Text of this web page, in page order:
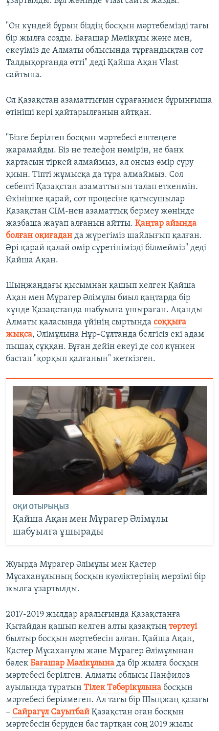
"Он күндей бұрын біздің босқын мәртебемізді тағы
бір жылға созды. Бағашар Мәлікұлы және мен,
екеуіміз де Алматы облысында тұрғандықтан сот
Талдықорғанда өтті" деді Қайша Ақан Vlast
сайтына.
Ол Қазақстан азаматтығын сұрағанмен бұрынғыша
өтініші кері қайтарылғанын айтқан.
"Бізге берілген босқын мәртебесі ештеңеге
жарамайды. Біз не телефон нөмірін, не банк
картасын тіркей алмаймыз, ал онсыз өмір сүру
қиын. Тіпті жұмысқа да тұра алмаймыз. Сол
себепті Қазақстан азаматтығын талап еткенмін.
Өкінішке қарай, сот процесіне қатысушылар
Қазақстан СІМ-нен азаматтық бермеу жөнінде
жазбаша жауап алғанын айтты. Қаңтар айында
болған оқиғадан да жүрегіміз шайлығып қалған.
Әрі қарай қалай өмір сүретінімізді білмейміз" деді
Қайша Ақан.
Шыңжаңдағы қысымнан қашып келген Қайша
Ақан мен Мұрагер Әлімұлы биыл қаңтарда бір
күнде Қазақстанда шабуылға ұшыраған. Ақанды
Алматы қаласында үйінің сыртында соққыға
жықса, Әлімұлына Нұр-Сұлтанда белгісіз екі адам
пышақ сұққан. Бұған дейін екеуі де сол күннен
бастап "қорқып қалғанын" жеткізген.
ОҚИ ОТЫРЫҢЫЗ
Қайша Ақан мен Мұрагер Әлімұлы
шабуылға ұшырады
Жуырда Мұрагер Әлімұлы мен Қастер
Мұсаханұлының босқын куәліктерінің мерзімі бір
жылға ұзартылды.
2017-2019 жылдар аралығында Қазақстанға
Қытайдан қашып келген алты қазақтың төртеуі
былтыр босқын мәртебесін алған. Қайша Ақан,
Қастер Мұсаханұлы және Мұрагер Әлімұлынан
бөлек Бағашар Мәлікұлына да бір жылға босқын
мәртебесі берілген. Алматы облысы Панфилов
ауылында тұратын Тілек Тәбәрікұлына босқын
мәртебесі берілмеген. Ал тағы бір Шыңжаң қазағы
– Сайрагүл Сауытбай Қазақстан оған босқын
мәртебесін беруден бас тартқан соң 2019 жылы